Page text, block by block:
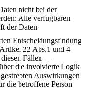
nicht bei der
Alle verfügbaren
der Daten
Entscheidungsfindung
22 Abs.1 und 4
Fällen —
die involvierte Logik
Auswirkungen
die betroffene Person